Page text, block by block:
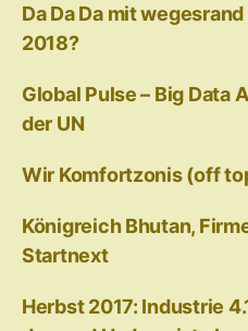
Da Da Da mit
2018?
Global Pulse – Big Data
der UN
Wir Komfortzonis (off
Königreich Bhutan,
Startnext
Herbst 2017: Industrie